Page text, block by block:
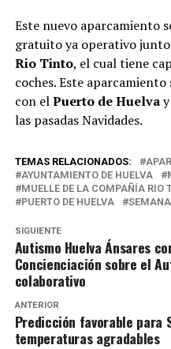
Este nuevo aparcamiento
gratuito ya operativo
Rio Tinto, el cual tiene
coches. Este
con elPuerto de Huelvay
las pasadas Navidades.
TEMAS RELACIONADOS:
AYUNTAMIENTO DE HUELVA
MUELLE DE LA COMPAÑÍA RIO
PUERTO DE HUELVA
SIGUIENTE
Autismo Huelva Ánsares
Concienciación sobre el
colaborativo
ANTERIOR
Predicción favorable para
temperaturas agradables